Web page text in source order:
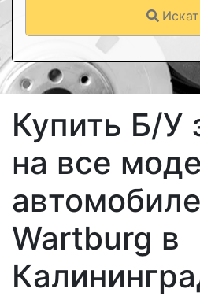
Купить Б/У
на все
Wartburg в